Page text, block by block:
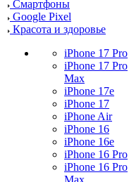
Смартфоны
Google Pixel
Красота и здоровье
iPhone 17 Pro
iPhone 17 Pro
Max
iPhone 17e
iPhone 17
iPhone Air
iPhone 16
iPhone 16e
iPhone 16 Pro
iPhone 16 Pro
Max